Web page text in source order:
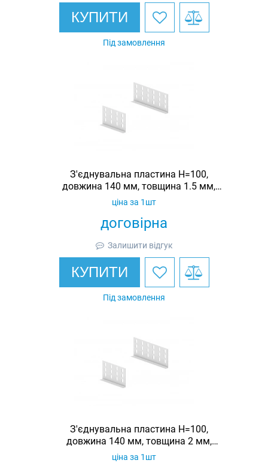
КУПИТИ
Під замовлення
З'єднувальна пластина H=100,
довжина 140 мм, товщина 1.5 мм,
оцинкована, Ardic
договірна
ціна за 1шт
Залишити відгук
КУПИТИ
Під замовлення
З'єднувальна пластина H=100,
довжина 140 мм, товщина 2 мм,
оцинкована, Ardic
ціна за 1шт